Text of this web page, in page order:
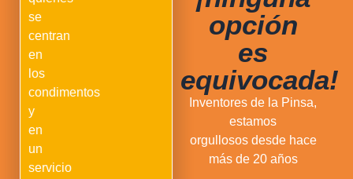
opción
es
equivocada!
Inventores de la Pinsa,
estamos
orgullosos desde hace
más de 20 años
se
centran
en
los
condimentos
y
en
un
servicio